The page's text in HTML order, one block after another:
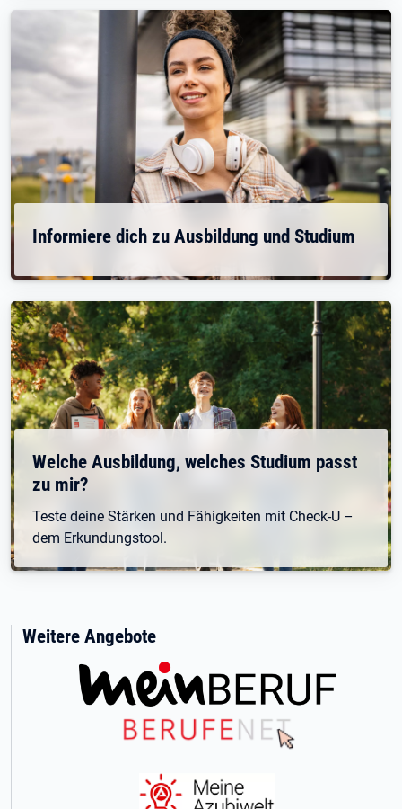
Informiere dich zu Ausbildung und Studium
Welche Ausbildung, welches Studium passt
zu mir?
Teste deine Stärken und Fähigkeiten mit Check-U –
dem Erkundungstool.
Weitere Angebote